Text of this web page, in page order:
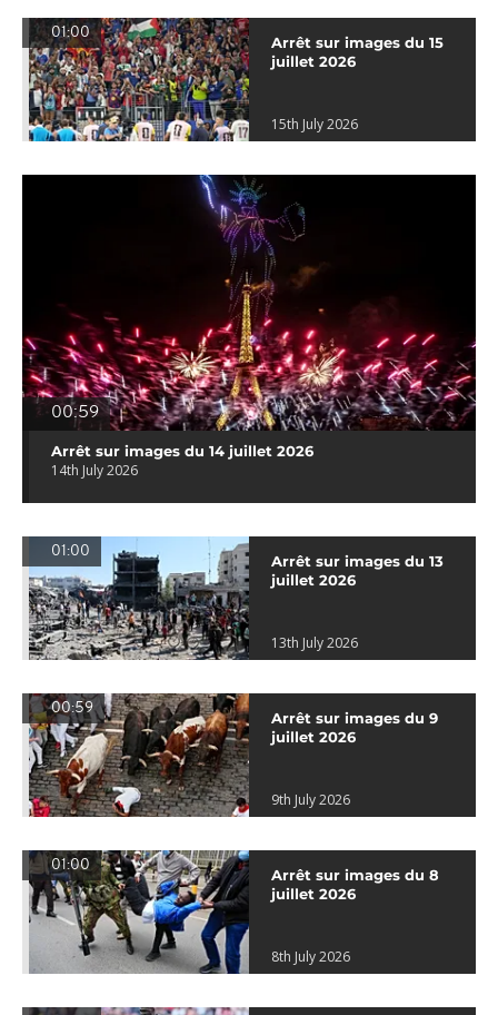
01:00
Arrêt sur images du 15
juillet 2026
15th July 2026
00:59
Arrêt sur images du 14 juillet 2026
14th July 2026
01:00
Arrêt sur images du 13
juillet 2026
13th July 2026
00:59
Arrêt sur images du 9
juillet 2026
9th July 2026
01:00
Arrêt sur images du 8
juillet 2026
8th July 2026